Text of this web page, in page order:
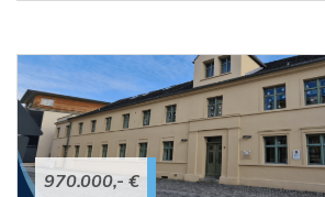
970.000,- €